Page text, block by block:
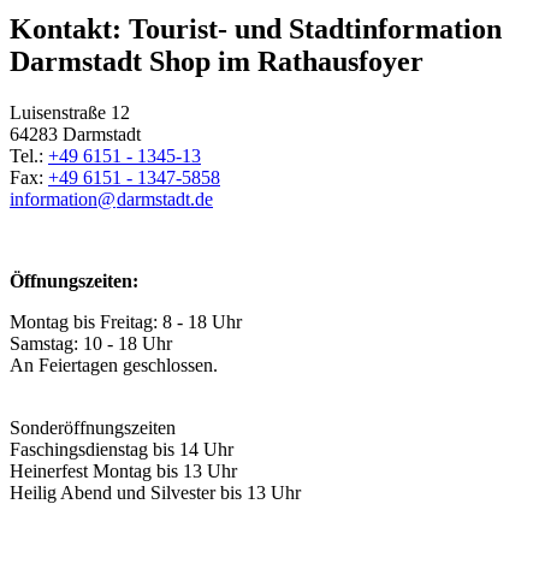
Kontakt: Tourist- und Stadtinformation
Darmstadt Shop im Rathausfoyer
Luisenstraße 12
64283 Darmstadt
Tel.: +49 6151 - 1345-13
Fax: +49 6151 - 1347-5858
information@darmstadt.de
Öffnungszeiten:
Montag bis Freitag: 8 - 18 Uhr
Samstag: 10 - 18 Uhr
An Feiertagen geschlossen.
Sonderöffnungszeiten
Faschingsdienstag bis 14 Uhr
Heinerfest Montag bis 13 Uhr
Heilig Abend und Silvester bis 13 Uhr